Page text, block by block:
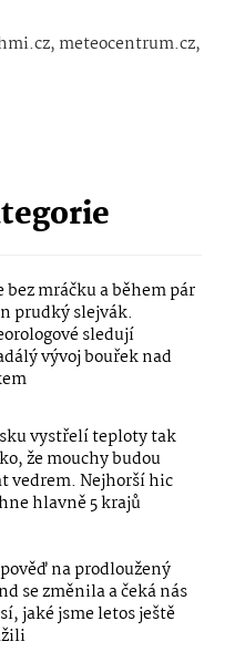
meteocentrum.cz,
bez mráčku a během pár
prudký slejvák.
sledují
vývoj bouřek nad
vystřelí teploty tak
že mouchy budou
vedrem. Nejhorší hic
hlavně 5 krajů
na prodloužený
se změnila a čeká nás
jaké jsme letos ještě